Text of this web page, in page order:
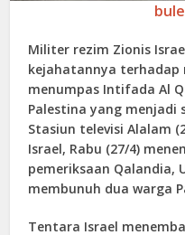
Militer rezim Zionis
kejahatannya
menumpas Intifada Al
Palestina yang menjadi
Stasiun televisi Alalam
Israel, Rabu (27/4)
pemeriksaan Qalandia,
membunuh dua warga
Tentara Israel